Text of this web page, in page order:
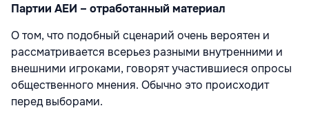
Партии АЕИ – отработанный материал
О том, что подобный сценарий очень вероятен и
рассматривается всерьез разными внутренними и
внешними игроками, говорят участившиеся опросы
общественного мнения. Обычно это происходит
перед выборами.